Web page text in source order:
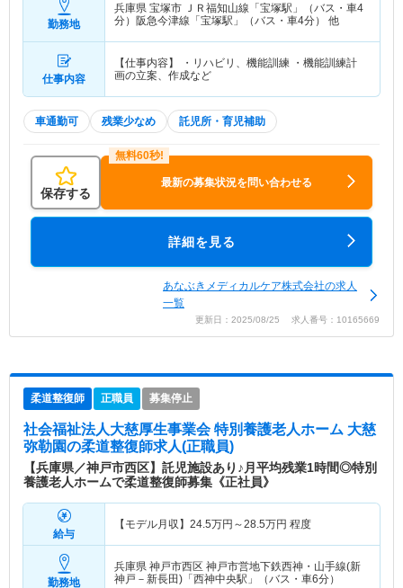
勤務地
兵庫県 宝塚市 ＪＲ福知山線「宝塚駅」（バス・車4
分）阪急今津線「宝塚駅」（バス・車4分） 他
仕事内容
【仕事内容】 ・リハビリ、機能訓練 ・機能訓練計
画の立案、作成など
車通勤可 残業少なめ 託児所・育児補助
保存する
最新の募集状況を問い合わせる
詳細を見る
あなぶきメディカルケア株式会社の求人
一覧
更新日：2025/08/25 求人番号：10165669
柔道整復師 正職員 募集停止
社会福祉法人大慈厚生事業会 特別養護老人ホーム 大慈
弥勒園の柔道整復師求人(正職員)
【兵庫県／神戸市西区】託児施設あり♪月平均残業1時間◎特別
養護老人ホームで柔道整復師募集《正社員》
給与
【モデル月収】 24.5万円～28.5万円 程度
勤務地
兵庫県 神戸市西区 神戸市営地下鉄西神・山手線(新
神戸－新長田)「西神中央駅」（バス・車6分）